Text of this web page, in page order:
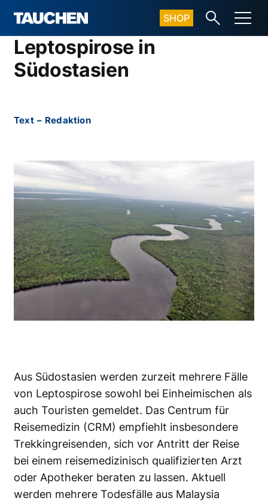
SHOP
Leptospirose in
Südostasien
Text – Redaktion
Aus Südostasien werden zurzeit mehrere Fälle
von Leptospirose sowohl bei Einheimischen als
auch Touristen gemeldet. Das Centrum für
Reisemedizin (CRM) empfiehlt insbesondere
Trekkingreisenden, sich vor Antritt der Reise
bei einem reisemedizinisch qualifizierten Arzt
oder Apotheker beraten zu lassen. Aktuell
werden mehrere Todesfälle aus Malaysia